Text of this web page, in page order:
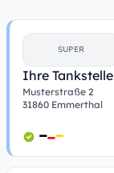
SUPER
Ihre Tankstelle
Musterstraße 2
31860 Emmerthal